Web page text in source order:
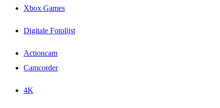
Xbox Games
Digitale Fotolijst
Actioncam
Camcorder
4K